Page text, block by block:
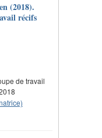
(2018).
récifs
de travail